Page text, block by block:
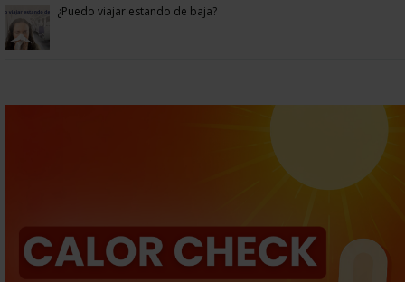
¿Puedo viajar estando de baja?